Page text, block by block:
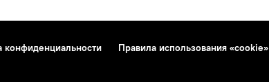
конфиденциальности Правила использования «cookie»